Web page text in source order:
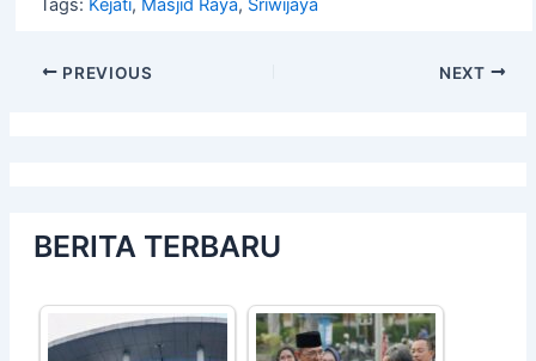
Tags: Kejati, Masjid Raya, Sriwijaya
PREVIOUS NEXT
BERITA TERBARU